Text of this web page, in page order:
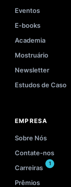
Eventos
E-books
Academia
Mostruário
Newsletter
Estudos de Caso
EMPRESA
Sobre Nós
Contate-nos
Carreiras
1
Prêmios